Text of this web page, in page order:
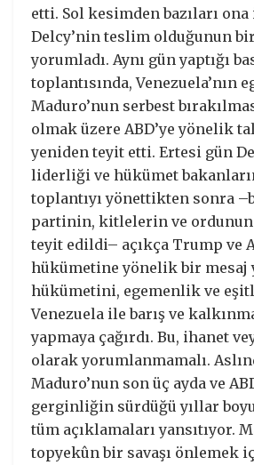
etti. Sol kesimden bazıları ona
Delcy’nin teslim olduğunun
yorumladı. Aynı gün yaptığı
toplantısında, Venezuela’nın
Maduro’nun serbest
olmak üzere ABD’ye yönelik
yeniden teyit etti. Ertesi gün
liderliği ve hükümet
toplantıyı yönettikten sonra
partinin, kitlelerin ve
teyit edildi– açıkça Trump ve
hükümetine yönelik bir mesaj
hükümetini, egemenlik ve
Venezuela ile barış ve
yapmaya çağırdı. Bu, ihanet
olarak yorumlanmamalı.
Maduro’nun son üç ayda ve
gerginliğin sürdüğü yıllar
tüm açıklamaları yansıtıyor.
topyekûn bir savaşı önlemek